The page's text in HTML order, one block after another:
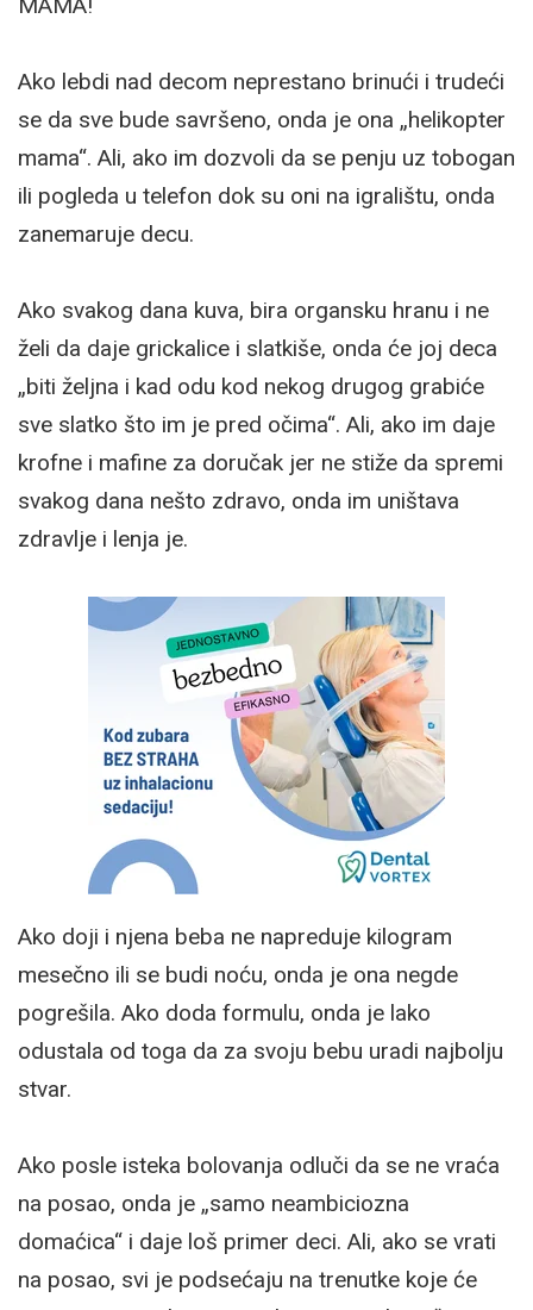
Ako lebdi nad decom neprestano brinući i trudeći
se da sve bude savršeno, onda je ona „helikopter
mama“. Ali, ako im dozvoli da se penju uz tobogan
ili pogleda u telefon dok su oni na igralištu, onda
zanemaruje decu.
Ako svakog dana kuva, bira organsku hranu i ne
želi da daje grickalice i slatkiše, onda će joj deca
„biti željna i kad odu kod nekog drugog grabiće
sve slatko što im je pred očima“. Ali, ako im daje
krofne i mafine za doručak jer ne stiže da spremi
svakog dana nešto zdravo, onda im uništava
zdravlje i lenja je. ⁣
Ako doji i njena beba ne napreduje kilogram
mesečno ili se budi noću, onda je ona negde
pogrešila. Ako doda formulu, onda je lako
odustala od toga da za svoju bebu uradi najbolju
stvar.
Ako posle isteka bolovanja odluči da se ne vraća
na posao, onda je „samo neambiciozna
domaćica“ i daje loš primer deci. Ali, ako se vrati
na posao, svi je podsećaju na trenutke koje će